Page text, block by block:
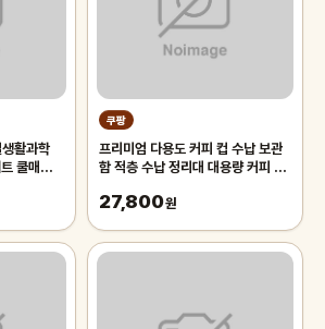
활과학
쿨매트
한 튼튼
쿠팡
프리미엄 다용도 커피 컵 수납 보관
함 적층 수납 정리대 대용량 커피 트
27,800원